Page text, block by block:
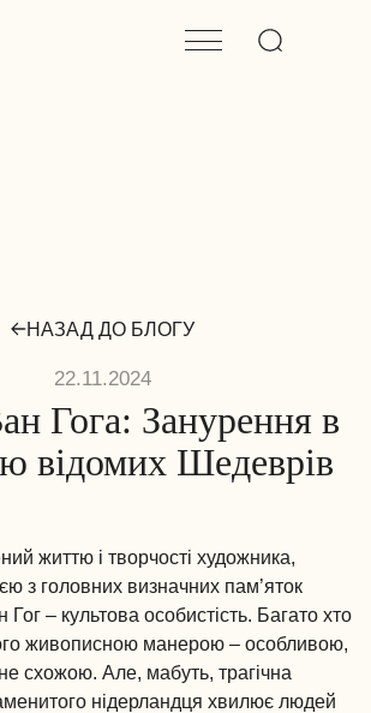
НАЗАД ДО БЛОГУ
22.11.2024
Гога: Занурення в
відомих Шедеврів
життю і творчості художника,
з головних визначних пам’яток
– культова особистість. Багато хто
живописною манерою – особливою,
схожою. Але, мабуть, трагічна
нідерландця хвилює людей